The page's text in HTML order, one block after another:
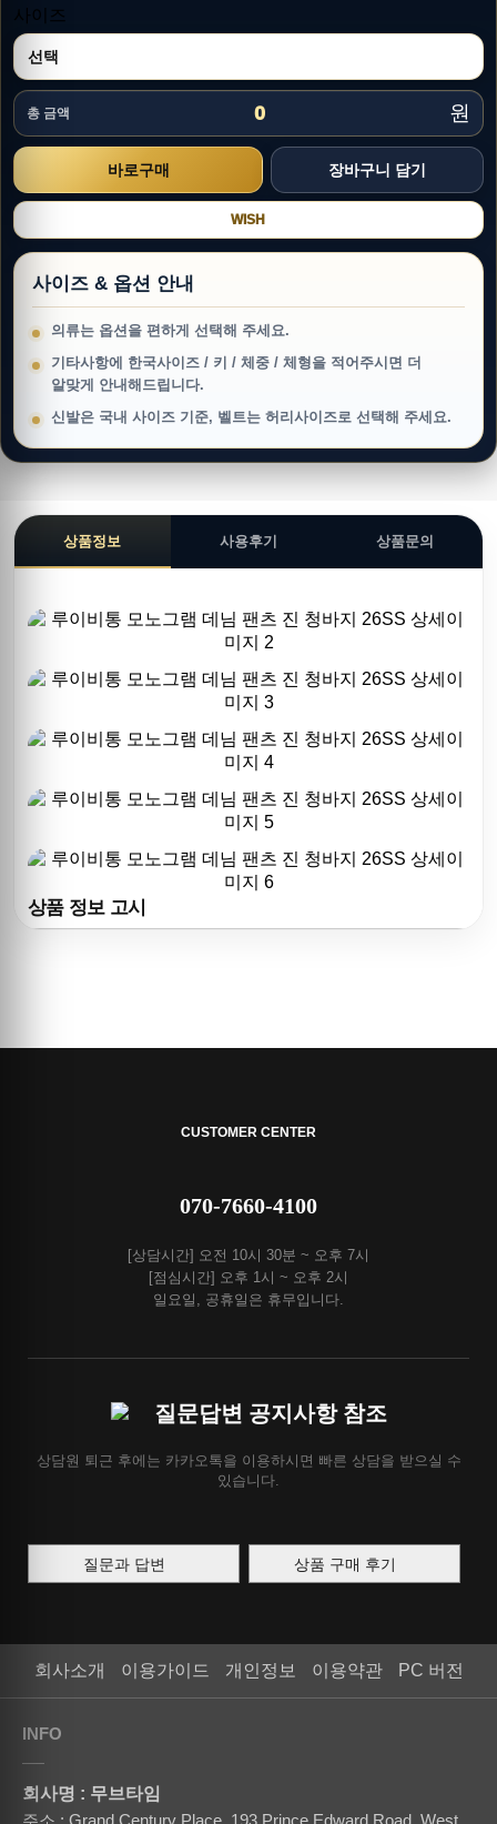
사이즈
총 금액 0 원
WISH
사이즈 & 옵션 안내
의류는 옵션을 편하게 선택해 주세요.
기타사항에 한국사이즈 / 키 / 체중 / 체형을 적어주시면 더
알맞게 안내해드립니다.
신발은 국내 사이즈 기준, 벨트는 허리사이즈로 선택해 주세요.
상품정보 사용후기 상품문의
상품 정보 고시
CUSTOMER CENTER
070-7660-4100
[상담시간] 오전 10시 30분 ~ 오후 7시
[점심시간] 오후 1시 ~ 오후 2시
일요일, 공휴일은 휴무입니다.
질문답변 공지사항 참조
상담원 퇴근 후에는 카카오톡을 이용하시면 빠른 상담을 받으실 수
있습니다.
질문과 답변 상품 구매 후기
회사소개 이용가이드 개인정보 이용약관 PC 버전
INFO
회사명 : 무브타임